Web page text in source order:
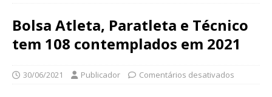
Bolsa Atleta, Paratleta e Técnico
tem 108 contemplados em 2021
30/06/2021 Publicador Comentários desativados